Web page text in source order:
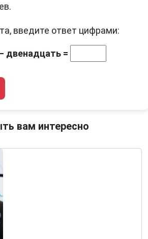
введите ответ цифрами:
двенадцать =
вам интересно